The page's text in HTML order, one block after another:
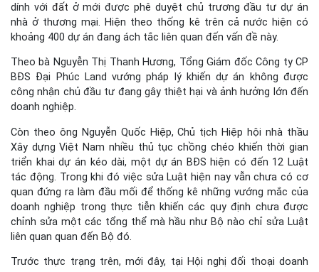
dính với đất ở mới được phê duyệt chủ trương đầu tư dự án
nhà ở thương mại. Hiện theo thống kê trên cả nước hiện có
khoảng 400 dự án đang ách tắc liên quan đến vấn đề này.
Theo bà Nguyễn Thị Thanh Hương, Tổng Giám đốc Công ty CP
BĐS Đại Phúc Land vướng pháp lý khiến dự án không được
công nhận chủ đầu tư đang gây thiệt hại và ảnh hưởng lớn đến
doanh nghiệp.
Còn theo ông Nguyễn Quốc Hiệp, Chủ tịch Hiệp hội nhà thầu
Xây dựng Việt Nam nhiều thủ tục chồng chéo khiến thời gian
triển khai dự án kéo dài, một dự án BĐS hiện có đến 12 Luật
tác động. Trong khi đó việc sửa Luật hiện nay vẫn chưa có cơ
quan đứng ra làm đầu mối để thống kê những vướng mắc của
doanh nghiệp trong thực tiễn khiến các quy định chưa được
chỉnh sửa một các tổng thể mà hầu như Bộ nào chỉ sửa Luật
liên quan quan đến Bộ đó.
Trước thực trạng trên, mới đây, tại Hội nghị đối thoại doanh